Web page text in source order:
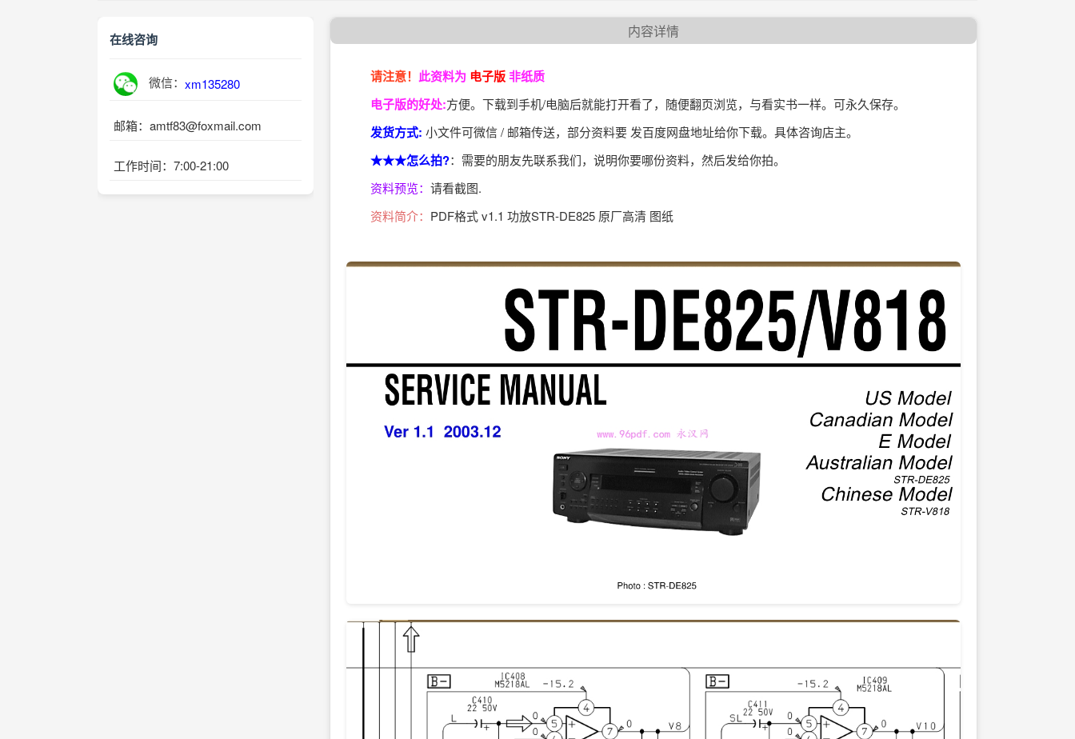
在线咨询
微信： xm135280
邮箱：amtf83@foxmail.com
工作时间：7:00-21:00
内容详情
请注意！ 此资料为 电子版非纸质
电子版的好处:方便。下载到手机/电脑后就能打开看了，随便翻页浏览，与看实书一样。可永久保存。
发货方式: 小文件可微信 / 邮箱传送，部分资料要 发百度网盘地址给你下载。具体咨询店主。
★★★怎么拍?：需要的朋友先联系我们，说明你要哪份资料，然后发给你拍。
资料预览： 请看截图.
资料简介： PDF格式 v1.1 功放STR-DE825 原厂高清 图纸